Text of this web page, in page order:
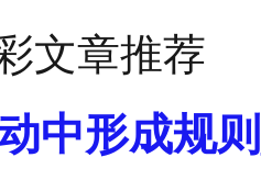
文章推荐
中形成规